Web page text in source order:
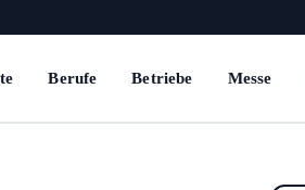
Berufe Betriebe Messe